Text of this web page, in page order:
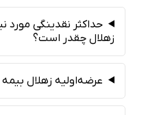
حداکثر نقدینگی مورد
زهلال چقدر است؟
عرضه‌اولیه زهلال بیمه